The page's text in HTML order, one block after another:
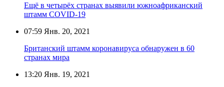
Ещё в четырёх странах выявили южноафриканский
штамм COVID-19
07:59 Янв. 20, 2021
Британский штамм коронавируса обнаружен в 60
странах мира
13:20 Янв. 19, 2021